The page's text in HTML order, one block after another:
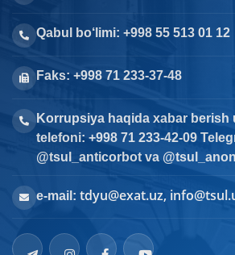
Qabul bo‘limi: +998 55 513 01 12
Faks: +998 71 233-37-48
Korrupsiya haqida xabar
telefoni: +998 71 233-42-09
@tsul_anticorbot va
e-mail: tdyu@exat.uz,